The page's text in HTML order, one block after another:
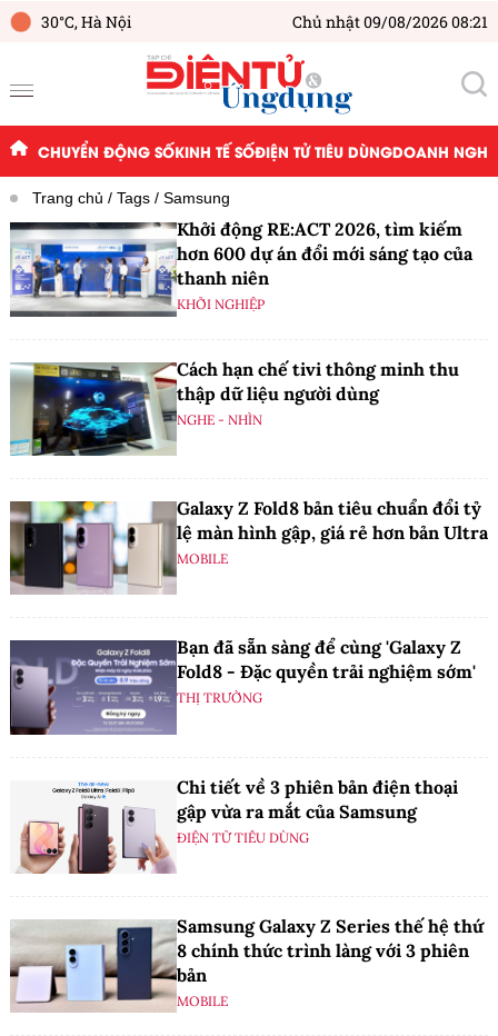
30°C,Hà Nội Chủ nhật 09/08/2026 08:21
CHUYỂN ĐỘNG SỐKINH TẾ SỐĐIỆN TỬ TIÊU DÙNGDOANH
Trang chủ Tags Samsung
Khởi động RE:ACT 2026, tìm kiếm
hơn 600 dự án đổi mới sáng tạo của
thanh niên
KHỞI NGHIỆP
Cách hạn chế tivi thông minh thu
thập dữ liệu người dùng
NGHE - NHÌN
Galaxy Z Fold8 bản tiêu chuẩn đổi tỷ
lệ màn hình gập, giá rẻ hơn bản Ultra
MOBILE
Bạn đã sẵn sàng để cùng 'Galaxy Z
Fold8 - Đặc quyền trải nghiệm sớm'
THỊ TRƯỜNG
Chi tiết về 3 phiên bản điện thoại
gập vừa ra mắt của Samsung
ĐIỆN TỬ TIÊU DÙNG
Samsung Galaxy Z Series thế hệ thứ
8 chính thức trình làng với 3 phiên
bản
MOBILE